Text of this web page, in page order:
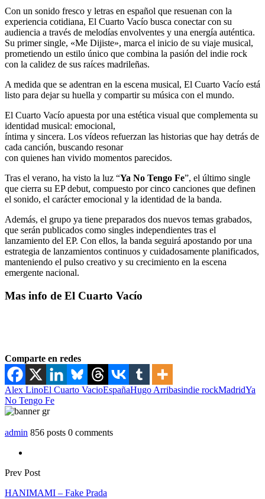
Con un sonido fresco y letras en español que resuenan con la
experiencia cotidiana, El Cuarto Vacío busca conectar con su
audiencia a través de melodías envolventes y una energía auténtica.
Su primer single, «Me Dijiste», marca el inicio de su viaje musical,
prometiendo un estilo único que combina la pasión del indie rock
con la calidez de sus raíces madrileñas.
A medida que se adentran en la escena musical, El Cuarto Vacío está
listo para dejar su huella y compartir su música con el mundo.
El Cuarto Vacío apuesta por una estética visual que complementa su
identidad musical: emocional,
íntima y sincera. Los vídeos refuerzan las historias que hay detrás de
cada canción, buscando resonar
con quienes han vivido momentos parecidos.
Tras el verano, ha visto la luz “Ya No Tengo Fe”, el último single
que cierra su EP debut, compuesto por cinco canciones que definen
el sonido, el carácter emocional y la identidad de la banda.
Además, el grupo ya tiene preparados dos nuevos temas grabados,
que serán publicados como singles independientes tras el
lanzamiento del EP. Con ellos, la banda seguirá apostando por una
estrategia de lanzamientos continuos y cuidadosamente planificados,
manteniendo el pulso creativo y su crecimiento en la escena
emergente nacional.
Mas info de El Cuarto Vacío
Comparte en redes
Alex LinoEl Cuarto VacioEspañaHugo Arribasindie rockMadridYa
No Tengo Fe
admin 856 posts 0 comments
Prev Post
HANIMAMI – Fake Prada